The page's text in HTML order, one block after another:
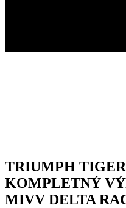
TRIUMPH TIGER
KOMPLETNÝ
MIVV DELTA